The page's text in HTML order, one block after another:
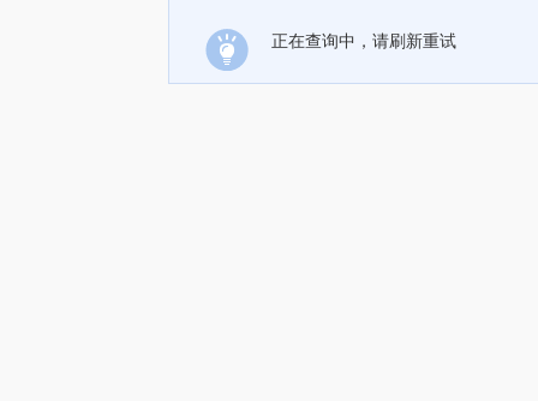
正在查询中，请刷新重试